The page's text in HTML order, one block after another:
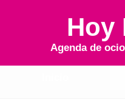
Hoy
Agenda de